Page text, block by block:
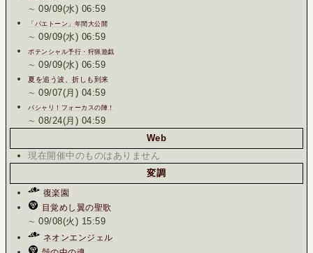
∼ 09/09(水) 06:59
「パエトーン」年間大公開
∼ 09/09(水) 06:59
ポテンシャル予行・狩猟遊戯
∼ 09/09(水) 06:59
夏を追う波、折しも到来
∼ 09/07(月) 04:59
パシャリ！フォーカスの陣！
∼ 08/24(月) 04:59
Web
現在開催中のものは ありません
変調
復楽園
目覚めし翼の聖歌
∼ 09/08(火) 15:59
ネオンエンジェル